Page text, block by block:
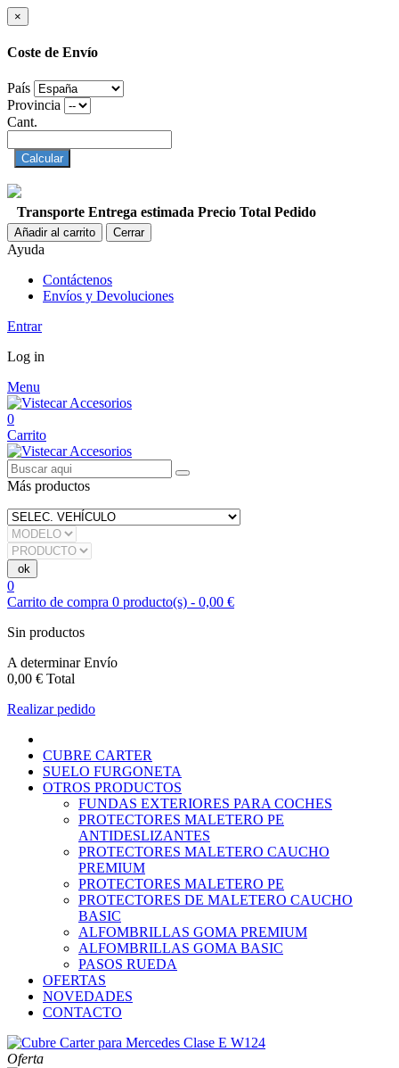
×
Coste de Envío
País
Provincia
Cant.
Calcular
Transporte Entrega estimada Precio Total Pedido
Añadir al carrito Cerrar
Ayuda
Contáctenos
Envíos y Devoluciones
Entrar
Log in
Menu
0
Carrito
Más productos
0
Carrito de compra 0 producto(s) - 0,00 €
Sin productos
A determinarEnvío
0,00 € Total
Realizar pedido
CUBRE CARTER
SUELO FURGONETA
OTROS PRODUCTOS
FUNDAS EXTERIORES PARA COCHES
PROTECTORES MALETERO PE
ANTIDESLIZANTES
PROTECTORES MALETERO CAUCHO
PREMIUM
PROTECTORES MALETERO PE
PROTECTORES DE MALETERO CAUCHO
BASIC
ALFOMBRILLAS GOMA PREMIUM
ALFOMBRILLAS GOMA BASIC
PASOS RUEDA
OFERTAS
NOVEDADES
CONTACTO
Oferta